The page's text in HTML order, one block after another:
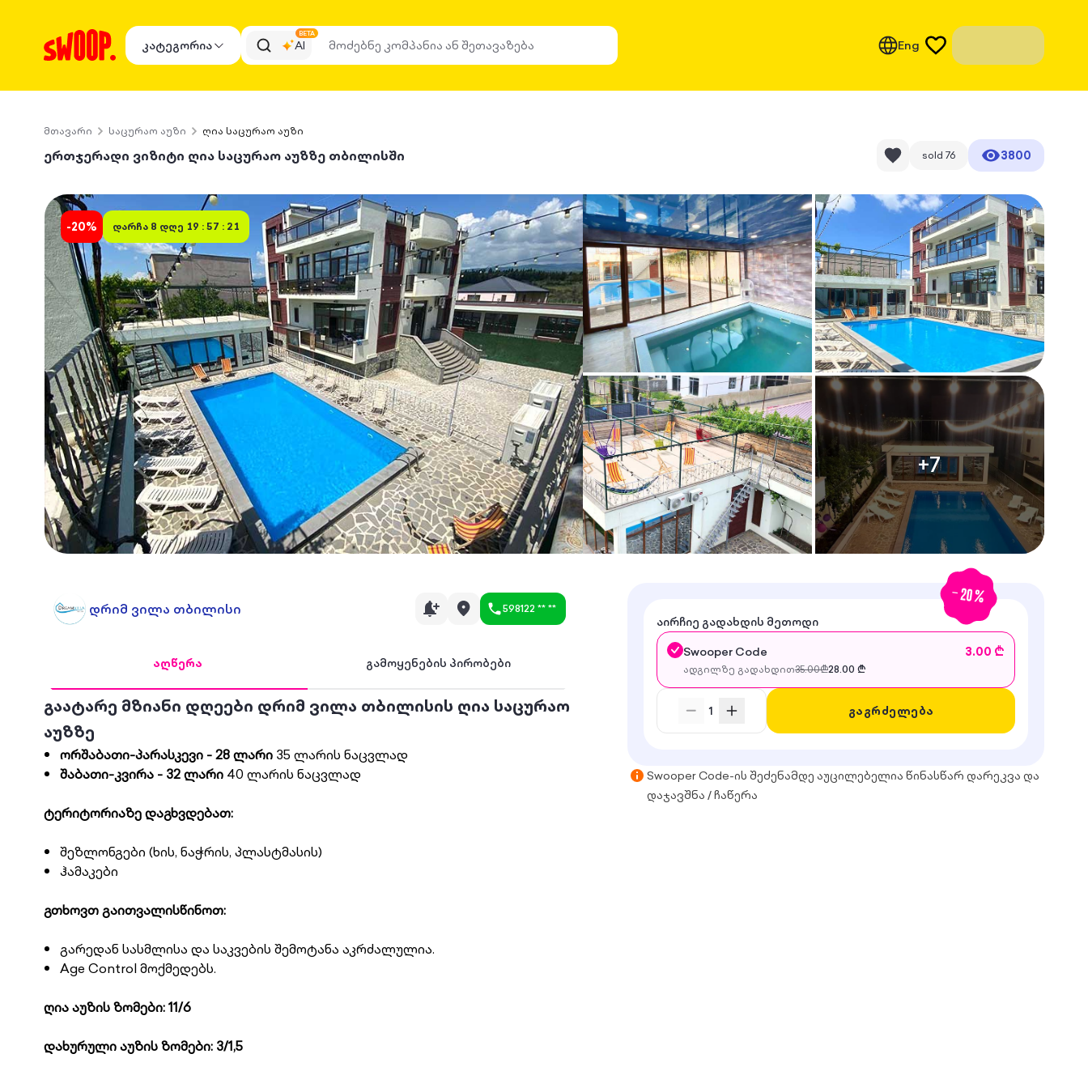
კატეგორია AI
BETA
Eng
მთავარი საცურაო აუზი ღია საცურაო აუზი
ერთჯერადი ვიზიტი ღია საცურაო აუზზე თბილისში sold 76 3800
+7
-20% დარჩა 8 დღე 19 : 57 : 21
დრიმ ვილა თბილისი 598122 ** **
აღწერა გამოყენების პირობები
გაატარე მზიანი დღეები დრიმ ვილა თბილისის ღია საცურაო
აუზზე
ორშაბათი-პარასკევი - 28 ლარი35 ლარის ნაცვლად
შაბათი-კვირა - 32 ლარი40 ლარის ნაცვლად
ტერიტორიაზე დაგხვდებათ:
შეზლონგები (ხის, ნაჭრის, პლასტმასის)
ჰამაკები
გთხოვთ გაითვალისწინოთ:
გარედან სასმლისა და საკვების შემოტანა აკრძალულია.
Age Control მოქმედებს.
ღია აუზის ზომები: 11/6
დახურული აუზის ზომები: 3/1,5
-20%
აირჩიე გადახდის მეთოდი
Swooper Code
3.00 ₾
ადგილზე გადახდით35.00₾28.00 ₾
1 გაგრძელება
Swooper Code-ის შეძენამდე აუცილებელია წინასწარ დარეკვა და
დაჯავშნა / ჩაწერა